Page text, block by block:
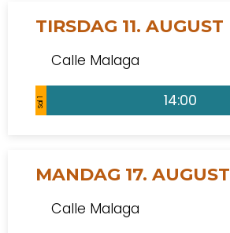
TIRSDAG 11. AUGUST
Calle Malaga
Sal 1 14:00
MANDAG 17. AUGUST
Calle Malaga